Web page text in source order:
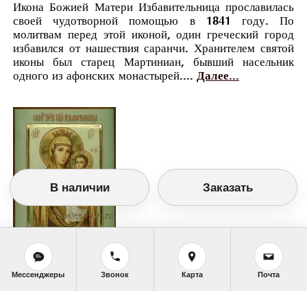
Икона Божией Матери Избавительница прославилась
своей чудотворной помощью в 1841 году. По
молитвам перед этой иконой, один греческий город
избавился от нашествия саранчи. Хранителем святой
иконы был старец Мартиниан, бывший насельник
одного из афонских монастырей.... Далее...
Православный календарь
<<Вторник, 30 Октября (17 Октября по
В наличии Заказать
Мессенджеры Звонок Карта Почта